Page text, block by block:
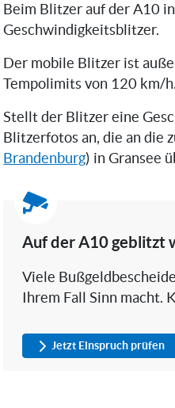
Beim Blitzer auf der A10
Geschwindigkeitsblitzer.
Der mobile Blitzer ist
Tempolimits von 120 km/h.
Stellt der Blitzer eine
Blitzerfotos an, die an die
Brandenburg) in Gransee
Auf der A10 geblitzt
Viele
Ihrem Fall Sinn macht.
Jetzt Einspruch prüfen